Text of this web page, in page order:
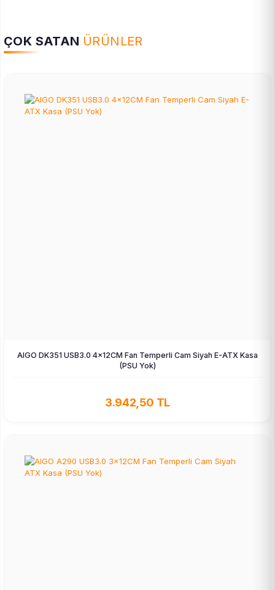
ÇOK SATAN ÜRÜNLER
AIGO DK351 USB3.0 4×12CM Fan Temperli Cam Siyah E-ATX Kasa
(PSU Yok)
3.942,50 TL